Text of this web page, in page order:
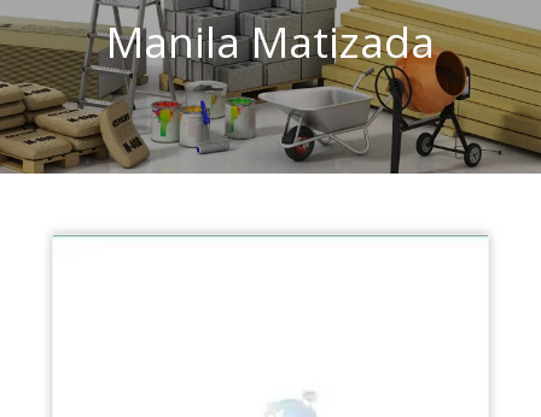
Manila Matizada